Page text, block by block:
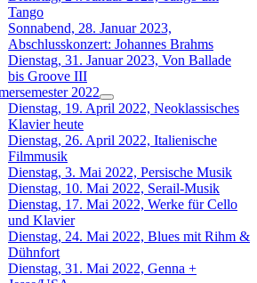
Tango
Sonnabend, 28. Januar 2023,
Abschlusskonzert: Johannes Brahms
Dienstag, 31. Januar 2023, Von Ballade
bis Groove III
2022
Dienstag, 19. April 2022, Neoklassisches
Klavier heute
Dienstag, 26. April 2022, Italienische
Filmmusik
Dienstag, 3. Mai 2022, Persische Musik
Dienstag, 10. Mai 2022, Serail-Musik
Dienstag, 17. Mai 2022, Werke für Cello
und Klavier
Dienstag, 24. Mai 2022, Blues mit Rihm &
Dühnfort
Dienstag, 31. Mai 2022, Genna +